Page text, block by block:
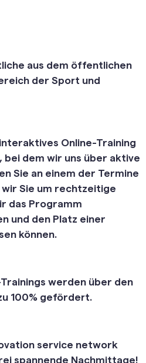
aus dem öffentlichen
der Sport und
Online-Training
dem wir uns über aktive
Sie an einem der Termine
Sie um rechtzeitige
das Programm
und den Platz einer
können.
werden über den
100% gefördert.
service network
spannende Nachmittage!